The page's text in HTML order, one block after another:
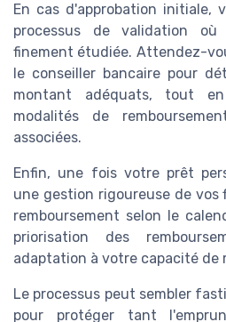
En cas d'approbation initiale,
processus de validation
finement étudiée. Attendez-
le conseiller bancaire pour
montant adéquats, tout
modalités de
associées.
Enfin, une fois votre prêt
une gestion rigoureuse de vos
remboursement selon le
priorisation des
adaptation à votre capacité de
Le processus peut sembler
pour protéger tant